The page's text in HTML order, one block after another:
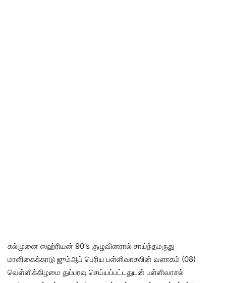
கல்முனை ஸஹ்ரியன் 90’s குழுவினரால் சாய்ந்தமருது
மாளிகைக்காடு ஜும்ஆப் பெரிய பள்ளிவாசலின் வளாகம் (08)
வெள்ளிக்கிழமை துப்பரவு செய்யப்பட்டதுடன் பள்ளிவாசல்